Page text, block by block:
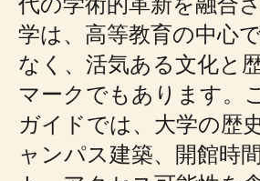
学は、高等教育の中心
なく、活気ある文化と
マークでもあります。
ガイドでは、大学の歴
ャンパス建築、開館時